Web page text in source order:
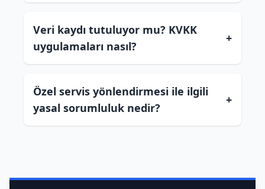
Veri kaydı tutuluyor mu? KVKK
uygulamaları nasıl?
+
Özel servis yönlendirmesi ile ilgili
yasal sorumluluk nedir?
+